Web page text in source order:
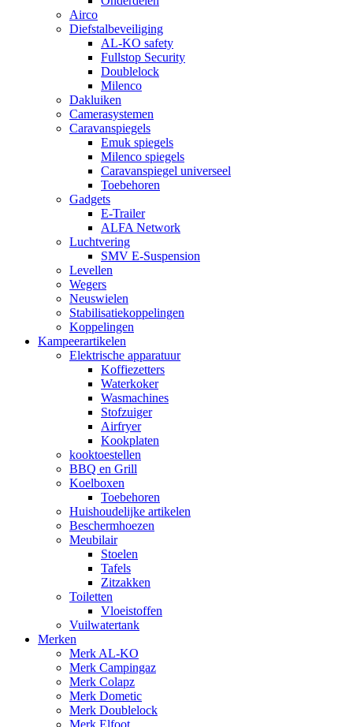
Airco
Diefstalbeveiliging
AL-KO safety
Fullstop Security
Doublelock
Milenco
Dakluiken
Camerasystemen
Caravanspiegels
Emuk spiegels
Milenco spiegels
Caravanspiegel universeel
Toebehoren
Gadgets
E-Trailer
ALFA Network
Luchtvering
SMV E-Suspension
Levellen
Wegers
Neuswielen
Stabilisatiekoppelingen
Koppelingen
Kampeerartikelen
Elektrische apparatuur
Koffiezetters
Waterkoker
Wasmachines
Stofzuiger
Airfryer
Kookplaten
kooktoestellen
BBQ en Grill
Koelboxen
Toebehoren
Huishoudelijke artikelen
Beschermhoezen
Meubilair
Stoelen
Tafels
Zitzakken
Toiletten
Vloeistoffen
Vuilwatertank
Merken
Merk AL-KO
Merk Campingaz
Merk Colapz
Merk Dometic
Merk Doublelock
Merk Elfoot